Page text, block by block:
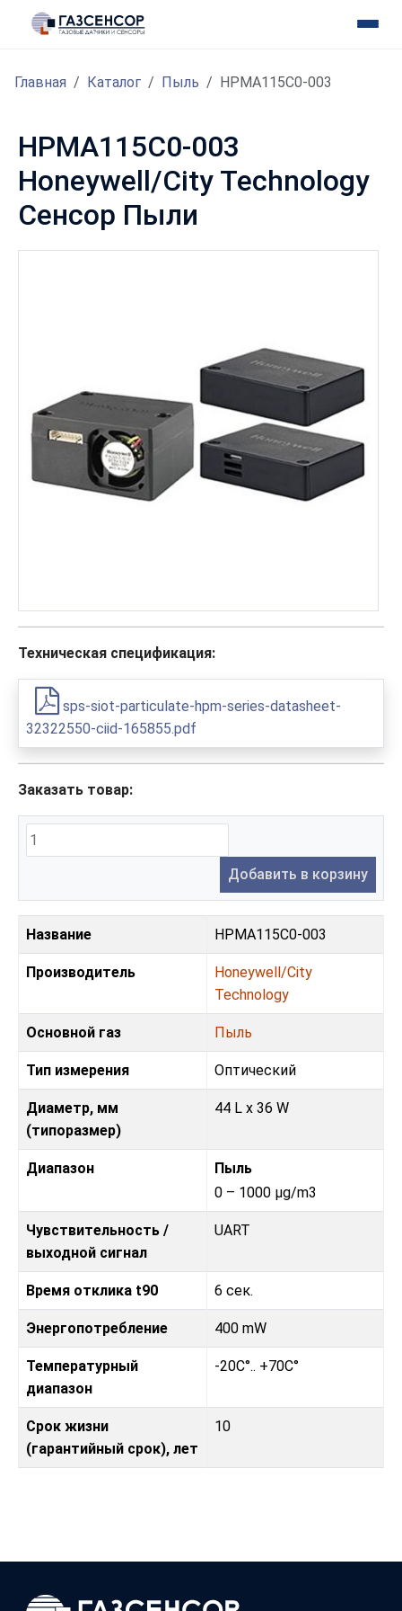
Главная Каталог Пыль HPMA115C0-003
HPMA115C0-003
Honeywell/City Technology
Сенсор Пыли
Техническая спецификация:
sps-siot-particulate-hpm-series-datasheet-
32322550-ciid-165855.pdf
Заказать товар:
Добавить в корзину
Название HPMA115C0-003
Производитель
Honeywell/City
Technology
Основной газ Пыль
Тип измерения Оптический
Диаметр, мм
(типоразмер)
44 L x 36 W
Диапазон
Пыль
0 – 1000 µg/m3
Чувствительность /
выходной сигнал
UART
Время отклика t90 6 сек.
Энергопотребление 400 mW
Температурный
диапазон
-20C°.. +70C°
Срок жизни
(гарантийный срок), лет
10